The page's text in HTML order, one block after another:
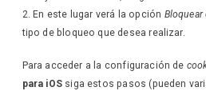
En este lugar verá la opción Bloquear
tipo de bloqueo que desea realizar.
Para acceder a la configuración de
para iOSsiga estos pasos (pueden